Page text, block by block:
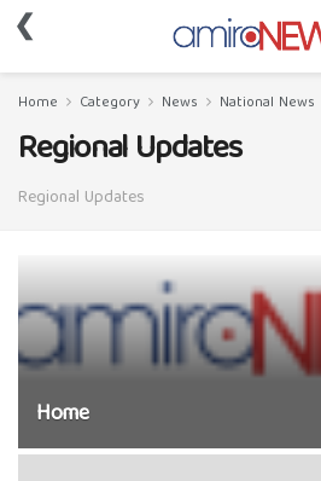
❮
Home Category News National News
Regional Updates
Regional Updates
Home